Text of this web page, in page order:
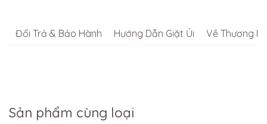
Đổi Trả & Bảo Hành Hướng Dẫn Giặt Ủi Về Thương
Sản phẩm cùng loại